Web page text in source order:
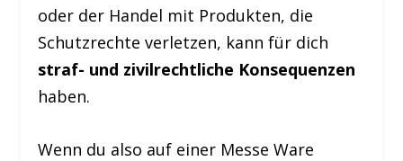
oder der Handel mit Produkten, die
Schutzrechte verletzen, kann für dich
straf- und zivilrechtliche Konsequenzen
haben.
Wenn du also auf einer Messe Ware